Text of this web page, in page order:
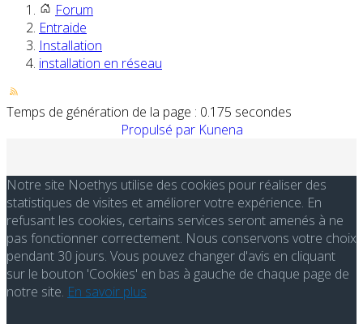
Forum
Entraide
Installation
installation en réseau
Temps de génération de la page : 0.175 secondes
Propulsé par Kunena
Notre site Noethys utilise des cookies pour réaliser des
statistiques de visites et améliorer votre expérience. En
refusant les cookies, certains services seront amenés à ne
pas fonctionner correctement. Nous conservons votre choix
pendant 30 jours. Vous pouvez changer d'avis en cliquant
sur le bouton 'Cookies' en bas à gauche de chaque page de
notre site. En savoir plus